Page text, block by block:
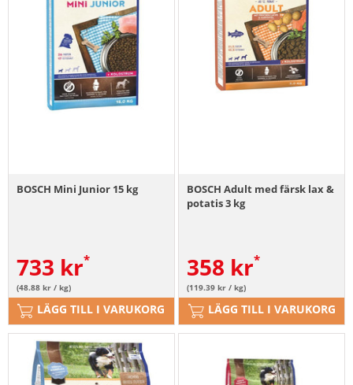
BOSCH Mini Junior 15 kg
733 kr
(48.88 kr / kg)
LÄGG TILL I VARUKORG
BOSCH Adult med färsk lax &
potatis 3 kg
358 kr
(119.39 kr / kg)
LÄGG TILL I VARUKORG